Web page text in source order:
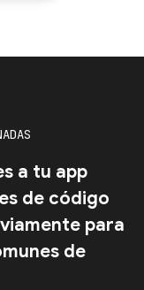
a tu app
de código
para
de